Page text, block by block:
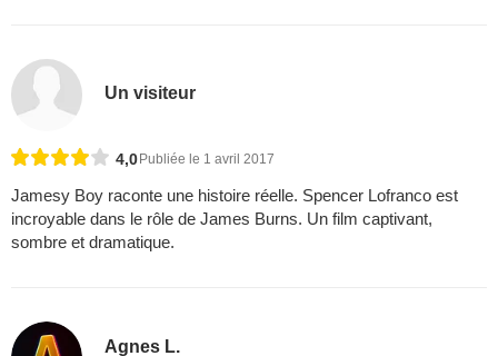
Un visiteur
4,0Publiée le 1 avril 2017
Jamesy Boy raconte une histoire réelle. Spencer Lofranco est
incroyable dans le rôle de James Burns. Un film captivant,
sombre et dramatique.
Agnes L.